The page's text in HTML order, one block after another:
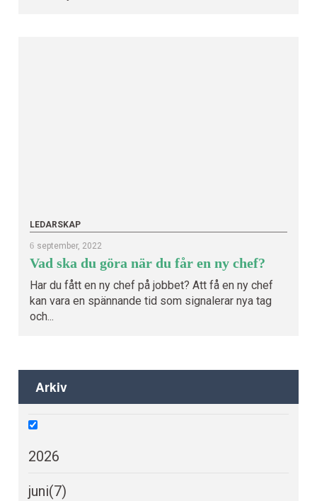
LEDARSKAP
6 september, 2022
Vad ska du göra när du får en ny chef?
Har du fått en ny chef på jobbet? Att få en ny chef
kan vara en spännande tid som signalerar nya tag
och...
Arkiv
2026
juni(7)